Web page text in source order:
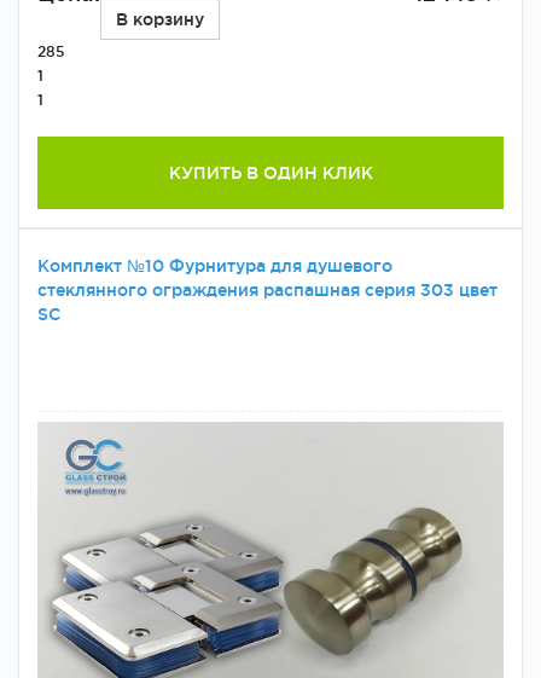
В корзину
285
1
1
КУПИТЬ В ОДИН КЛИК
Комплект №10 Фурнитура для душевого
стеклянного ограждения распашная серия 303 цвет
SC